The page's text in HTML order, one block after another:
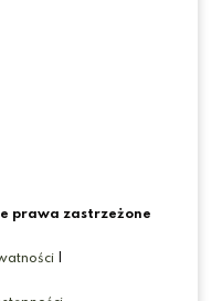
prawa zastrzeżone
|